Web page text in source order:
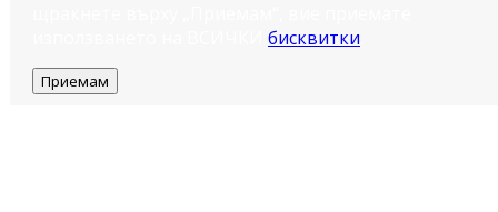
бисквитки
Приемам